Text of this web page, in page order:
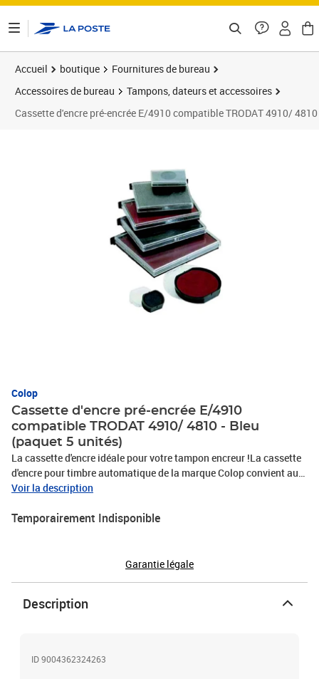
Accueil boutique
Fournitures de bureau
Accessoires de bureau
Tampons, dateurs et accessoires
Cassette d'encre pré-encrée E/4910 compatible TRODAT 4910/
Colop
Cassette d'encre pré-encrée E/4910
compatible TRODAT 4910/ 4810 - Bleu
(paquet 5 unités)
La cassette d'encre idéale pour votre tampon encreur !La cassette
d'encre pour timbre automatique de la marque Colop convient aux
tampons Trodat 4910/ 4810. Spécialement conçue pour ne pas
doigts lors de son chargement. Les empreintes du tampon sont
simple et efficace.Convient pour tampons encreur TRODAT 4910/
permanentUsage quotidien.
Voir la description
Temporairement Indisponible
Garantie légale
Description
ID 9004362324263